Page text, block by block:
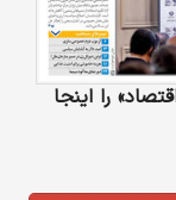
را اینجا